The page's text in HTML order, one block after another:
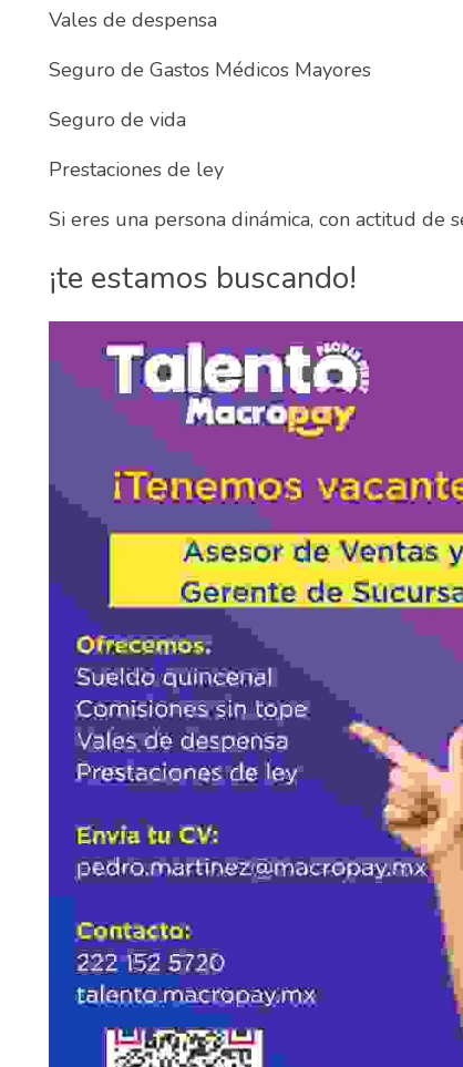
Vales de despensa
Seguro de Gastos Médicos Mayores
Seguro de vida
Prestaciones de ley
Si eres una persona dinámica, con actitud de
¡te estamos buscando!